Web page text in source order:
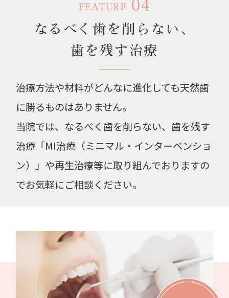
FEATURE 04
なるべく歯を削らない、
歯を残す治療
治療方法や材料がどんなに進化しても天然歯
に勝るものはありません。
当院では、なるべく歯を削らない、歯を残す
治療「MI治療（ミニマル・インターベンショ
ン）」や再生治療等に取り組んでおりますの
でお気軽にご相談ください。